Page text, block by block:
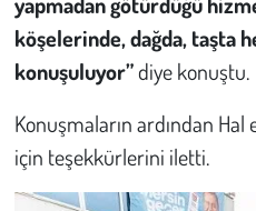
köşelerinde, dağda, taşta
konuşuluyor”diye konuştu.
Konuşmaların ardından
için teşekkürlerini iletti.